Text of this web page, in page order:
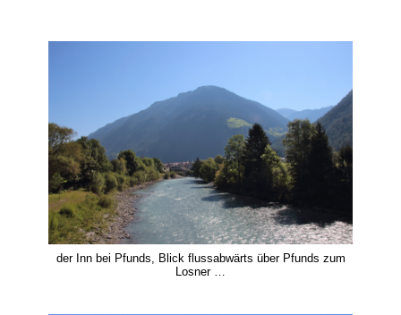
der Inn bei Pfunds, Blick flussabwärts über Pfunds zum
Losner …